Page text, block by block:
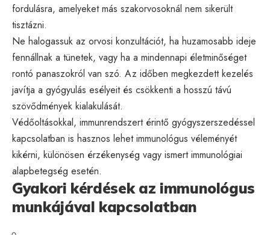
fordulásra, amelyeket más szakorvosoknál nem sikerült
tisztázni.
Ne halogassuk az orvosi konzultációt, ha huzamosabb ideje
fennállnak a tünetek, vagy ha a mindennapi életminőséget
rontó panaszokról van szó. Az időben megkezdett kezelés
javítja a gyógyulás esélyeit és csökkenti a hosszú távú
szövődmények kialakulását.
Védőoltásokkal, immunrendszert érintő gyógyszerszedéssel
kapcsolatban is hasznos lehet immunológus véleményét
kikérni, különösen érzékenység vagy ismert immunológiai
alapbetegség esetén.
Gyakori kérdések az immunológus
munkájával kapcsolatban